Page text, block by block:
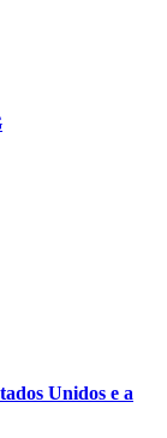
Unidos e a